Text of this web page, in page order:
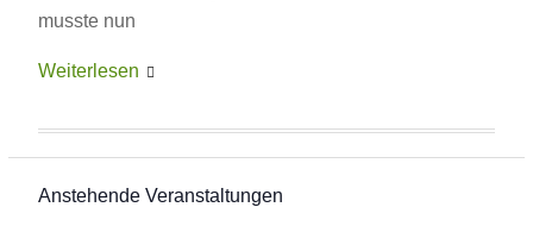
musste nun
Weiterlesen
Anstehende Veranstaltungen